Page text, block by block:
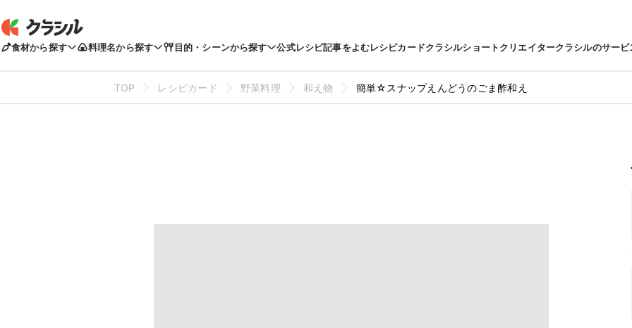
食材から探す 料理名から探す 目的・シーンから探す 公式レシピ記事をよむレシピカードクラシルショートクリエイタークラシルのサービ
TOP レシピカード 野菜料理 和え物 簡単☆スナップえんどうのごま酢和え